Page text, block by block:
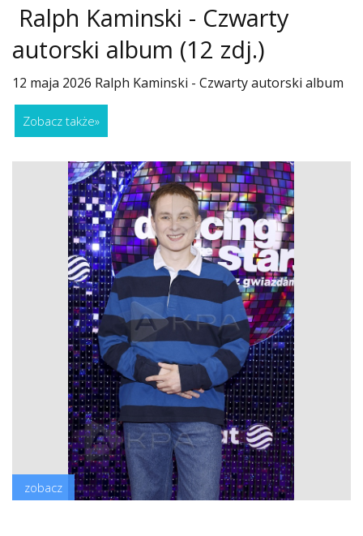
Ralph Kaminski - Czwarty
autorski album (12 zdj.)
12 maja 2026 Ralph Kaminski - Czwarty autorski album
Zobacz także»
zobacz